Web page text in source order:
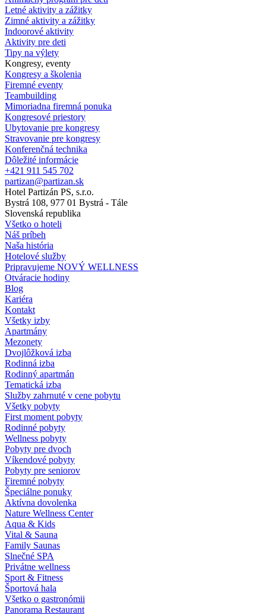
Letné aktivity a zážitky
Zimné aktivity a zážitky
Indoorové aktivity
Aktivity pre deti
Tipy na výlety
Kongresy, eventy
Kongresy a školenia
Firemné eventy
Teambuilding
Mimoriadna firemná ponuka
Kongresové priestory
Ubytovanie pre kongresy
Stravovanie pre kongresy
Konferenčná technika
Dôležité informácie
+421 911 545 702
partizan@partizan.sk
Hotel Partizán PS, s.r.o.
Bystrá 108, 977 01 Bystrá - Tále
Slovenská republika
Všetko o hoteli
Náš príbeh
Naša história
Hotelové služby
Pripravujeme NOVÝ WELLNESS
Otváracie hodiny
Blog
Kariéra
Kontakt
Všetky izby
Apartmány
Mezonety
Dvojlôžková izba
Rodinná izba
Rodinný apartmán
Tematická izba
Služby zahrnuté v cene pobytu
Všetky pobyty
First moment pobyty
Rodinné pobyty
Wellness pobyty
Pobyty pre dvoch
Víkendové pobyty
Pobyty pre seniorov
Firemné pobyty
Špeciálne ponuky
Aktívna dovolenka
Nature Wellness Center
Aqua & Kids
Vital & Sauna
Family Saunas
Slnečné SPA
Privátne wellness
Sport & Fitness
Športová hala
Všetko o gastronómii
Panorama Restaurant